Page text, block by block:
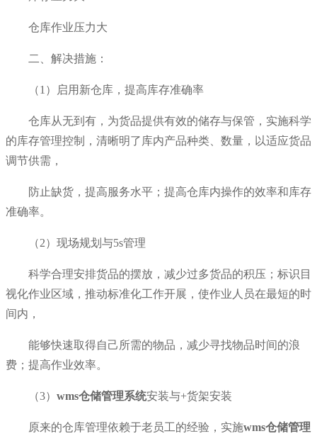
仓库作业压力大
二、解决措施：
（1）启用新仓库，提高库存准确率
仓库从无到有，为货品提供有效的储存与保管，实施科学
的库存管理控制，清晰明了库内产品种类、数量，以适应货品
调节供需，
防止缺货，提高服务水平；提高仓库内操作的效率和库存
准确率。
（2）现场规划与5s管理
科学合理安排货品的摆放，减少过多货品的积压；标识目
视化作业区域，推动标准化工作开展，使作业人员在最短的时
间内，
能够快速取得自己所需的物品，减少寻找物品时间的浪
费；提高作业效率。
（3） wms仓储管理系统安装与+货架安装
原来的仓库管理依赖于老员工的经验，实施wms仓储管理